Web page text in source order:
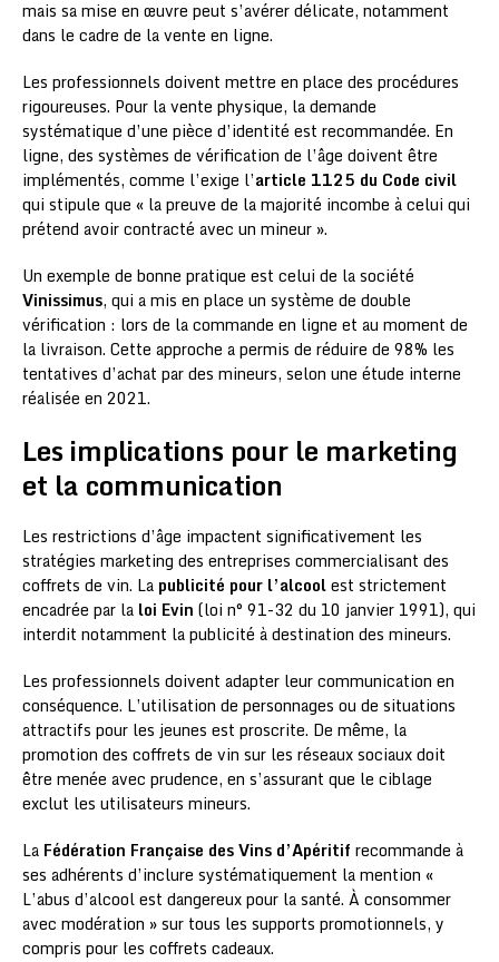
mais sa mise en œuvre peut s’avérer délicate, notamment
dans le cadre de la vente en ligne.
Les professionnels doivent mettre en place des procédures
rigoureuses. Pour la vente physique, la demande
systématique d’une pièce d’identité est recommandée. En
ligne, des systèmes de vérification de l’âge doivent être
implémentés, comme l’exige l’article 1125 du Code civil
qui stipule que « la preuve de la majorité incombe à celui qui
prétend avoir contracté avec un mineur ».
Un exemple de bonne pratique est celui de la société
Vinissimus, qui a mis en place un système de double
vérification : lors de la commande en ligne et au moment de
la livraison. Cette approche a permis de réduire de 98% les
tentatives d’achat par des mineurs, selon une étude interne
réalisée en 2021.
Les implications pour le marketing
et la communication
Les restrictions d’âge impactent significativement les
stratégies marketing des entreprises commercialisant des
coffrets de vin. La publicité pour l’alcoolest strictement
encadrée par la loi Evin (loi n° 91-32 du 10 janvier 1991), qui
interdit notamment la publicité à destination des mineurs.
Les professionnels doivent adapter leur communication en
conséquence. L’utilisation de personnages ou de situations
attractifs pour les jeunes est proscrite. De même, la
promotion des coffrets de vin sur les réseaux sociaux doit
être menée avec prudence, en s’assurant que le ciblage
exclut les utilisateurs mineurs.
La Fédération Française des Vins d’Apéritif recommande à
ses adhérents d’inclure systématiquement la mention «
L’abus d’alcool est dangereux pour la santé. À consommer
avec modération » sur tous les supports promotionnels, y
compris pour les coffrets cadeaux.